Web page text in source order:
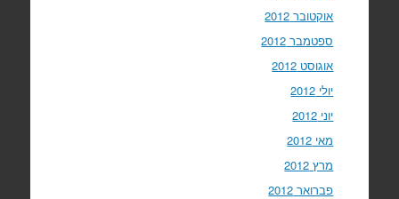
אוקטובר 2012
ספטמבר 2012
אוגוסט 2012
יולי 2012
יוני 2012
מאי 2012
מרץ 2012
פברואר 2012